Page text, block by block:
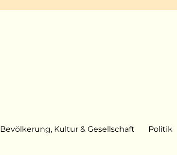
Bevölkerung, Kultur & Gesellschaft Politik